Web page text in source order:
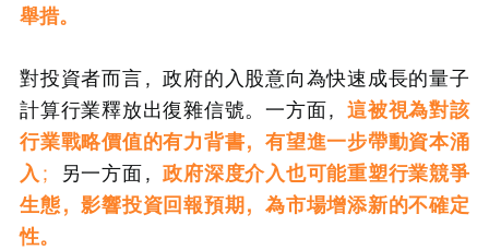
舉措。
對投資者而言，政府的入股意向為快速成長的量子
計算行業釋放出復雜信號。一方面，這被視為對該
行業戰略價值的有力背書，有望進一步帶動資本涌
入 ； 另一方面，政府深度介入也可能重塑行業競爭
生態，影響投資回報預期，為市場增添新的不確定
性。